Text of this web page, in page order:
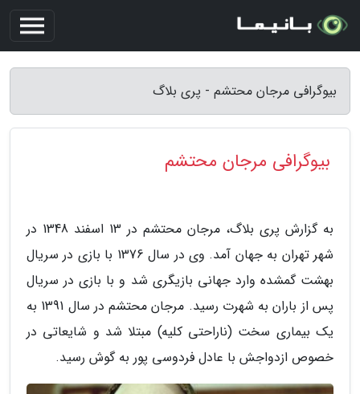
بیوگرافی مرجان محتشم - پری بلاگ
بیوگرافی مرجان محتشم
به گزارش پری بلاگ، مرجان محتشم در 13 اسفند 1348 در
شهر تهران به جهان آمد. وی در سال 1376 با بازی در سریال
بهشت گمشده وارد جهانی بازیگری شد و با بازی در سریال
پس از باران به شهرت رسید. مرجان محتشم در سال 1391 به
یک بیماری سخت (ناراحتی کلیه) مبتلا شد و شایعاتی در
خصوص ازدواجش با عادل فردوسی پور به گوش رسید.